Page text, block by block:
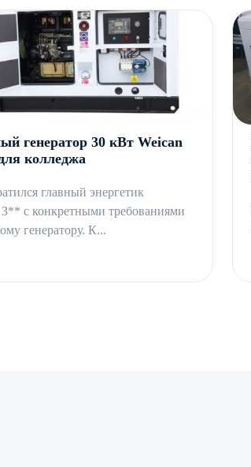
генератор 30 кВт Weican
колледжа
главный энергетик
З** с конкретными требованиями
генератору. К...